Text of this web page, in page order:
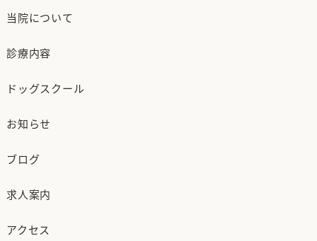
当院について
診療内容
ドッグスクール
お知らせ
ブログ
求人案内
アクセス